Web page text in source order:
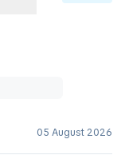
05 August 2026